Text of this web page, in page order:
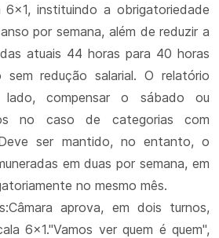
instituindo a obrigatoriedade
por semana, além de reduzir a
atuais 44 horas para 40 horas
sem redução salarial. O relatório
compensar o sábado ou
no caso de categorias com
ser mantido, no entanto, o
em duas por semana, em
no mesmo mês.
aprova, em dois turnos,
6x1."Vamos ver quem é quem",